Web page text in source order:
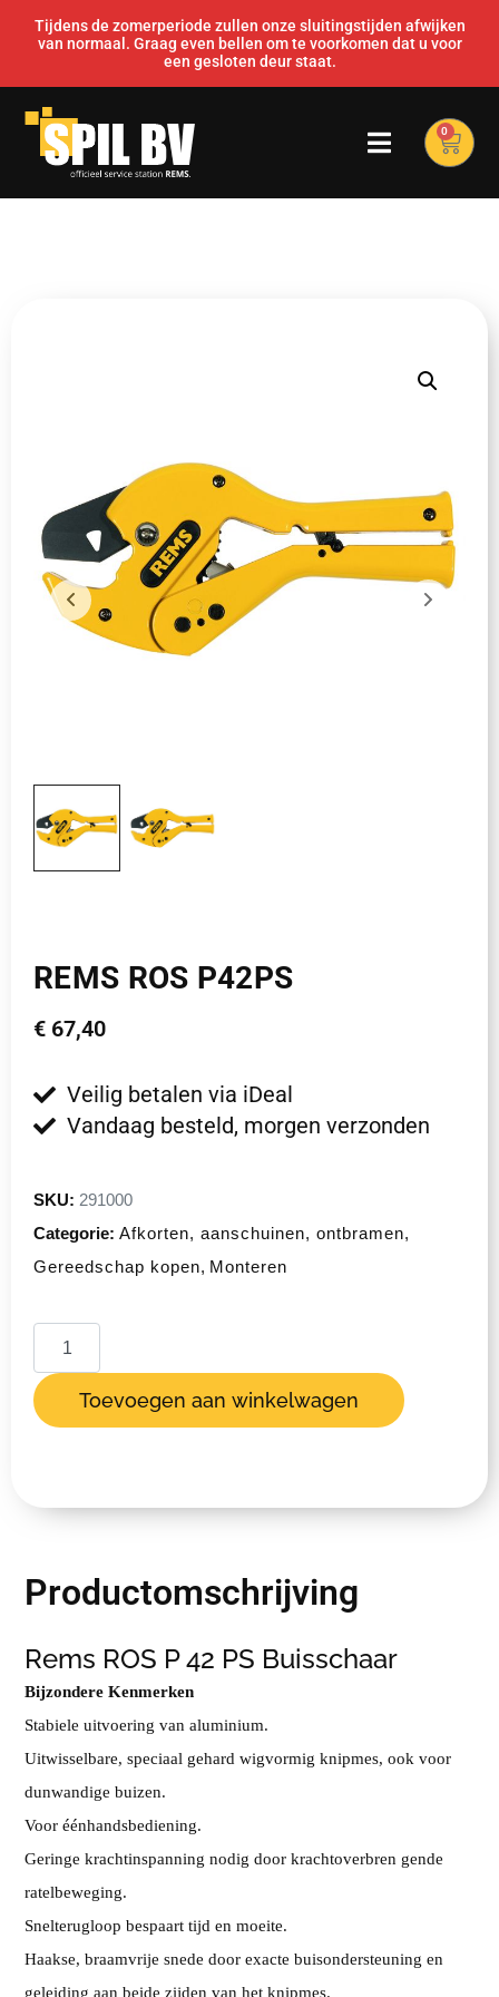
Tijdens de zomerperiode zullen onze sluitingstijden afwijken
van normaal. Graag even bellen om te voorkomen dat u voor
een gesloten deur staat.
0
REMS ROS P42PS
€ 67,40
Veilig betalen via iDeal
Vandaag besteld, morgen verzonden
SKU: 291000
Categorie: Afkorten, aanschuinen, ontbramen,
Gereedschap kopen, Monteren
Toevoegen aan winkelwagen
Productomschrijving
Rems ROS P 42 PS Buisschaar
Bijzondere Kenmerken
Stabiele uitvoering van aluminium.
Uitwisselbare, speciaal gehard wigvormig knipmes, ook voor
dunwandige buizen.
Voor éénhandsbediening.
Geringe krachtinspanning nodig door krachtoverbren gende
ratelbeweging.
Snelterugloop bespaart tijd en moeite.
Haakse, braamvrije snede door exacte buisondersteuning en
geleiding aan beide zijden van het knipmes.